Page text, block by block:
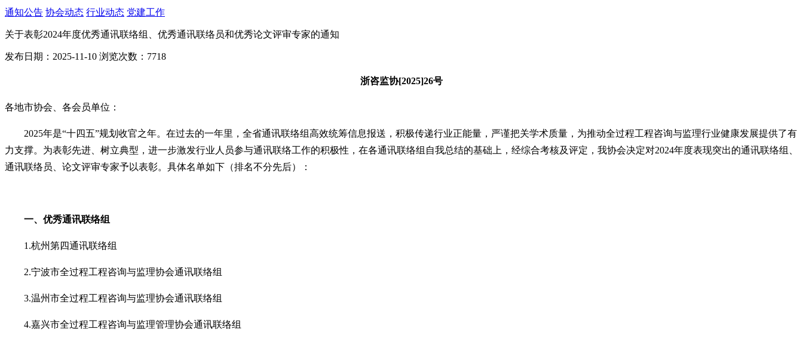
通知公告 协会动态 行业动态 党建工作
关于表彰2024年度优秀通讯联络组、优秀通讯联络员和优秀论文评审专家的通知
发布日期：2025-11-10 浏览次数：7718
浙咨监协[2025]26号
各地市协会、各会员单位：
2025年是“十四五”规划收官之年。在过去的一年里，全省通讯联络组高效统筹信息报送，积极传递行业正能量，严谨把关学术质量，为推动全过程工程咨询与监理行业健康发展提供了有
力支撑。 为表彰先进、树立典型，进一步激发行业人员参与通讯联络工作的积极性，在各通讯联络组自我总结的基础上，经综合考核及评定，我协会决定对2024年度表现突出的通讯联络组、
通讯联络员、论文评审专家予以表彰。具体名单如下（排名不分先后）：
一、优秀通讯联络组
1.杭州第四通讯联络组
2.宁波市全过程工程咨询与监理协会通讯联络组
3.温州市全过程工程咨询与监理协会通讯联络组
4.嘉兴市全过程工程咨询与监理管理协会通讯联络组